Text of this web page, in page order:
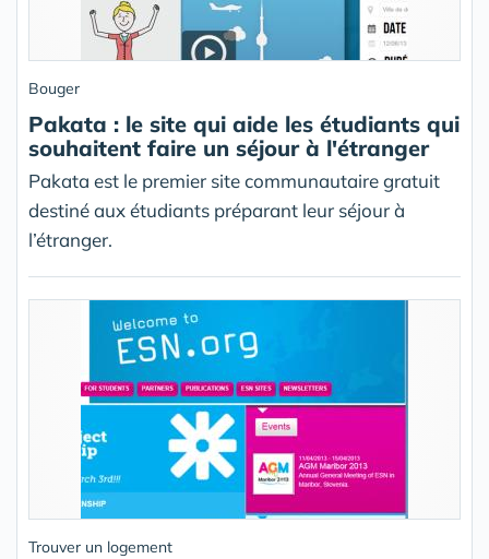
Bouger
Pakata : le site qui aide les étudiants qui
souhaitent faire un séjour à l'étranger
Pakata est le premier site communautaire gratuit
destiné aux étudiants préparant leur séjour à
l’étranger.
Trouver un logement